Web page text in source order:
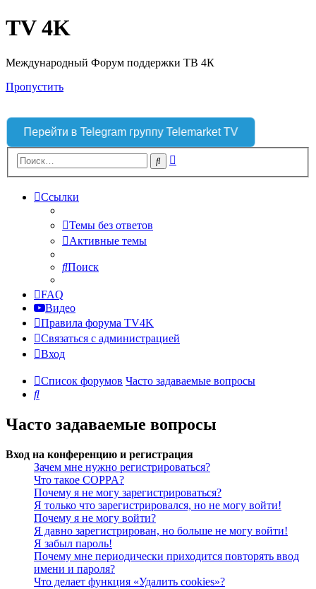
TV 4K
Международный Форум поддержки ТВ 4К
Пропустить
Перейти в Telegram группу Telemarket TV
Поиск
Ссылки
Темы без ответов
Активные темы
Поиск
FAQ
Видео
Правила форума TV4K
Связаться с администрацией
Вход
Список форумов Часто задаваемые вопросы
Поиск
Часто задаваемые вопросы
Вход на конференцию и регистрация
Зачем мне нужно регистрироваться?
Что такое COPPA?
Почему я не могу зарегистрироваться?
Я только что зарегистрировался, но не могу войти!
Почему я не могу войти?
Я давно зарегистрирован, но больше не могу войти!
Я забыл пароль!
Почему мне периодически приходится повторять ввод
имени и пароля?
Что делает функция «Удалить cookies»?